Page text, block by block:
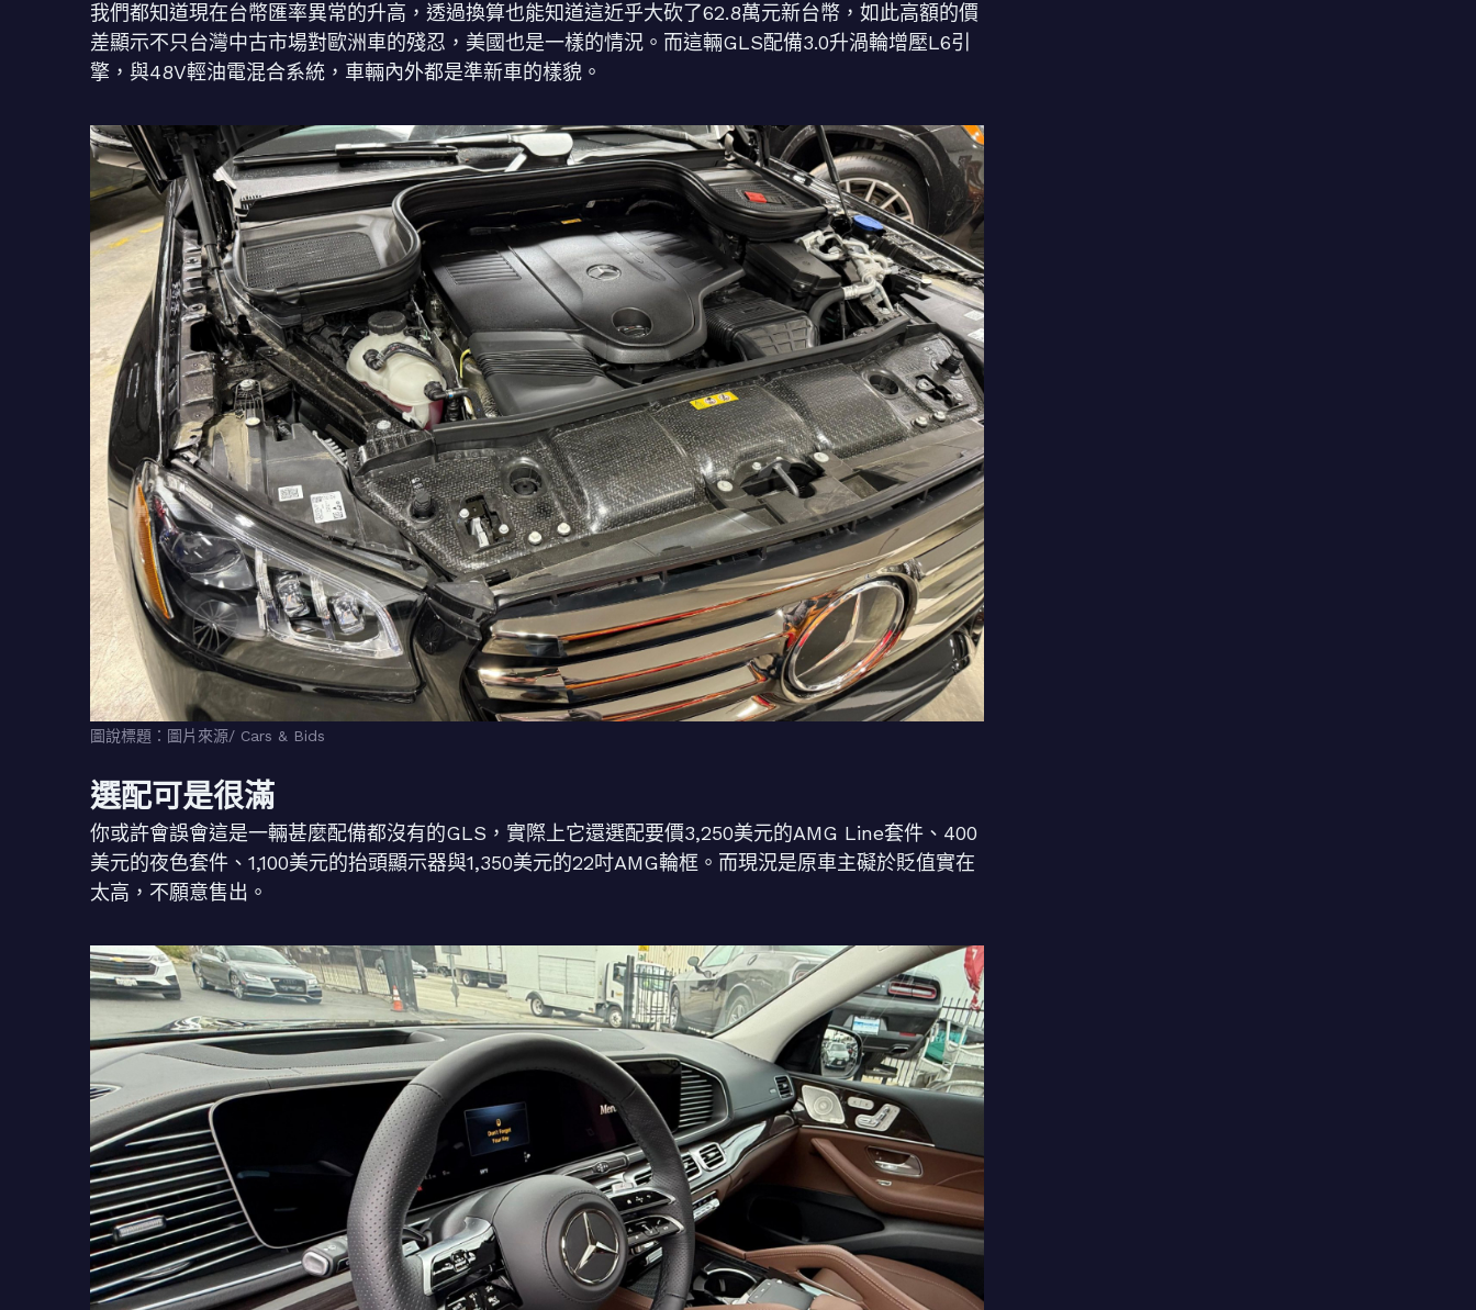
我們都知道現在台幣匯率異常的升高，透過換算也能知道這近乎大砍了62.8萬元新台幣，如此高額的價
差顯示不只台灣中古市場對歐洲車的殘忍，美國也是一樣的情況。而這輛GLS配備3.0升渦輪增壓L6引
擎，與48V輕油電混合系統，車輛內外都是準新車的樣貌。
圖說標題：圖片來源/ Cars & Bids
選配可是很滿
你或許會誤會這是一輛甚麼配備都沒有的GLS，實際上它還選配要價3,250美元的AMG Line套件、400
美元的夜色套件、1,100美元的抬頭顯示器與1,350美元的22吋AMG輪框。而現況是原車主礙於貶值實在
太高，不願意售出。